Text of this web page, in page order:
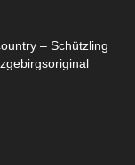
– Schützling